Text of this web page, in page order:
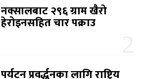
नक्सालबाट २९६ ग्राम खैरो
हेरोइनसहित चार पक्राउ
पर्यटन प्रवर्द्धनका लागि राष्ट्रिय